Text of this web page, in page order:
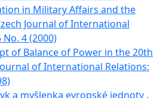
in Military Affairs and the
Journal of International
4 (2000)
of Balance of Power in the 20th
of International Relations:
a myšlenka evropské jednoty ,